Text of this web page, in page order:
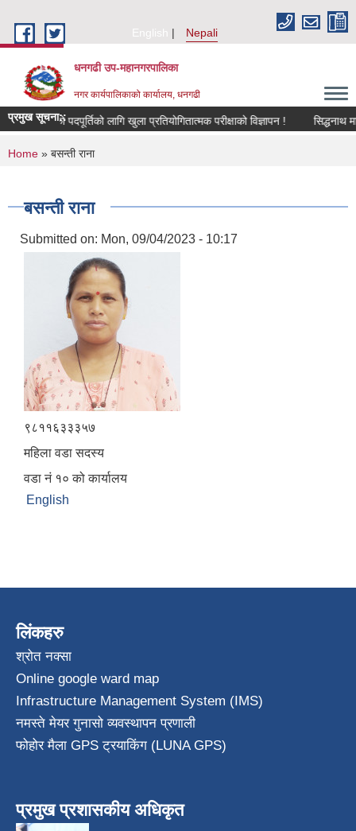
English
Nepali
धनगढी उप-महानगरपालिका
नगर कार्यपालिकाको कार्यालय, धनगढी
प्रमुख सूचना::
सहयोगीको पदपूर्तिको लागि खुला प्रतियोगितात्मक परीक्षाको विज्ञापन !
You are here
Home » बसन्ती राना
बसन्ती राना
Submitted on: Mon, 09/04/2023 - 10:17
९८११६३३३५७
महिला वडा सदस्य
वडा नं १० को कार्यालय
English
लिंकहरु
श्रोत नक्सा
Online google ward map
Infrastructure Management System (IMS)
नमस्ते मेयर गुनासो व्यवस्थापन प्रणाली
फोहोर मैला GPS ट्रयाकिंग (LUNA GPS)
प्रमुख प्रशासकीय अधिकृत